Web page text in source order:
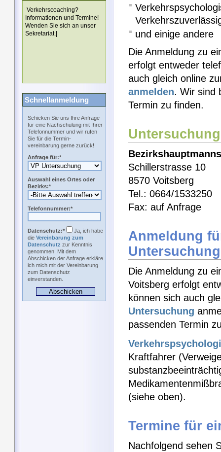
Verkehrscoaching?
Informationen und Termine!
Wenden Sie sich an unser
Sekretariat.|
Schnellanmeldung
Schicken Sie uns Ihre Anfrage
für eine Nachschulung mit Ihrer
Telefonnummer und wir rufen
Sie für die Termin-
vereinbarung gerne zurück!
Anfrage für:*
Auswahl eines Ortes oder
Bezirks:*
Telefonnummer:*
Datenschutz:*
Ja, ich habe
die Vereinbarung zum
Datenschutz zur Kenntnis
genommen. Mit dem
Abschicken der Anfrage erkläre
ich mich mit der Vereinbarung
zum Datenschutz
einverstanden.
und einige andere
Die Anmeldung zu
erfolgt entweder
auch gleich online
anmelden. Wir sind
Termin zu finden.
Schillerstrasse 10
8570 Voitsberg
Tel.: 0664/1533250
Fax: auf Anfrage
Anmeldung
Untersuchung
Die Anmeldung zu
Voitsberg erfolgt
können sich auch
Untersuchung
passenden Termin
Kraftfahrer
(siehe oben).
Termine für
Nachfolgend sehen